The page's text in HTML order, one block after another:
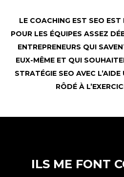
LE COACHING EST SEO
POUR LES ÉQUIPES ASSEZ
ENTREPRENEURS QUI
EUX-MÊME ET QUI
STRATÉGIE SEO AVEC
RÔDÉ À
ILS ME FONT